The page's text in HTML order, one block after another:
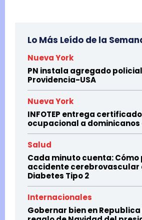
Lo Más Leído de la
Nueva York
PN instala agregado
Providencia-USA
Nueva York
INFOTEP entrega
ocupacional a dominicanos
Salud
Cada minuto cuenta: Cómo
accidente cerebrovascular
Diabetes Tipo 2
Internacionales
Gobernar bien en